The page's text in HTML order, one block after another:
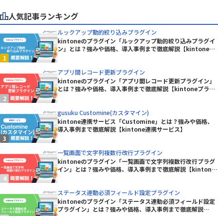
人気記事ランキング
ルックアップ動的絞り込みプラグイン
kintoneのプラグイン「ルックアップ動的絞り込みプラグイ
ン」とは？強みや価格、導入事例まで徹底解説【kintoneプ
アプリ間レコード更新プラグイン
kintoneのプラグイン「アプリ間レコード更新プラグイン」
とは？強みや価格、導入事例まで徹底解説【kintoneプラグ
gusuku Customine(カスタマイン)
kintone連携サービス「Customine」とは？強みや価格、
導入事例まで徹底解説【kintone連携サービス】
一覧画面で文字列複数行改行プラグイン
kintoneのプラグイン「一覧画面で文字列複数行改行プラグ
イン」とは？強みや価格、導入事例まで徹底解説【kintone
ステータス連動必須フィールド設定プラグイン
kintoneのプラグイン「ステータス連動必須フィールド設定
プラグイン」とは？強みや価格、導入事例まで徹底解説